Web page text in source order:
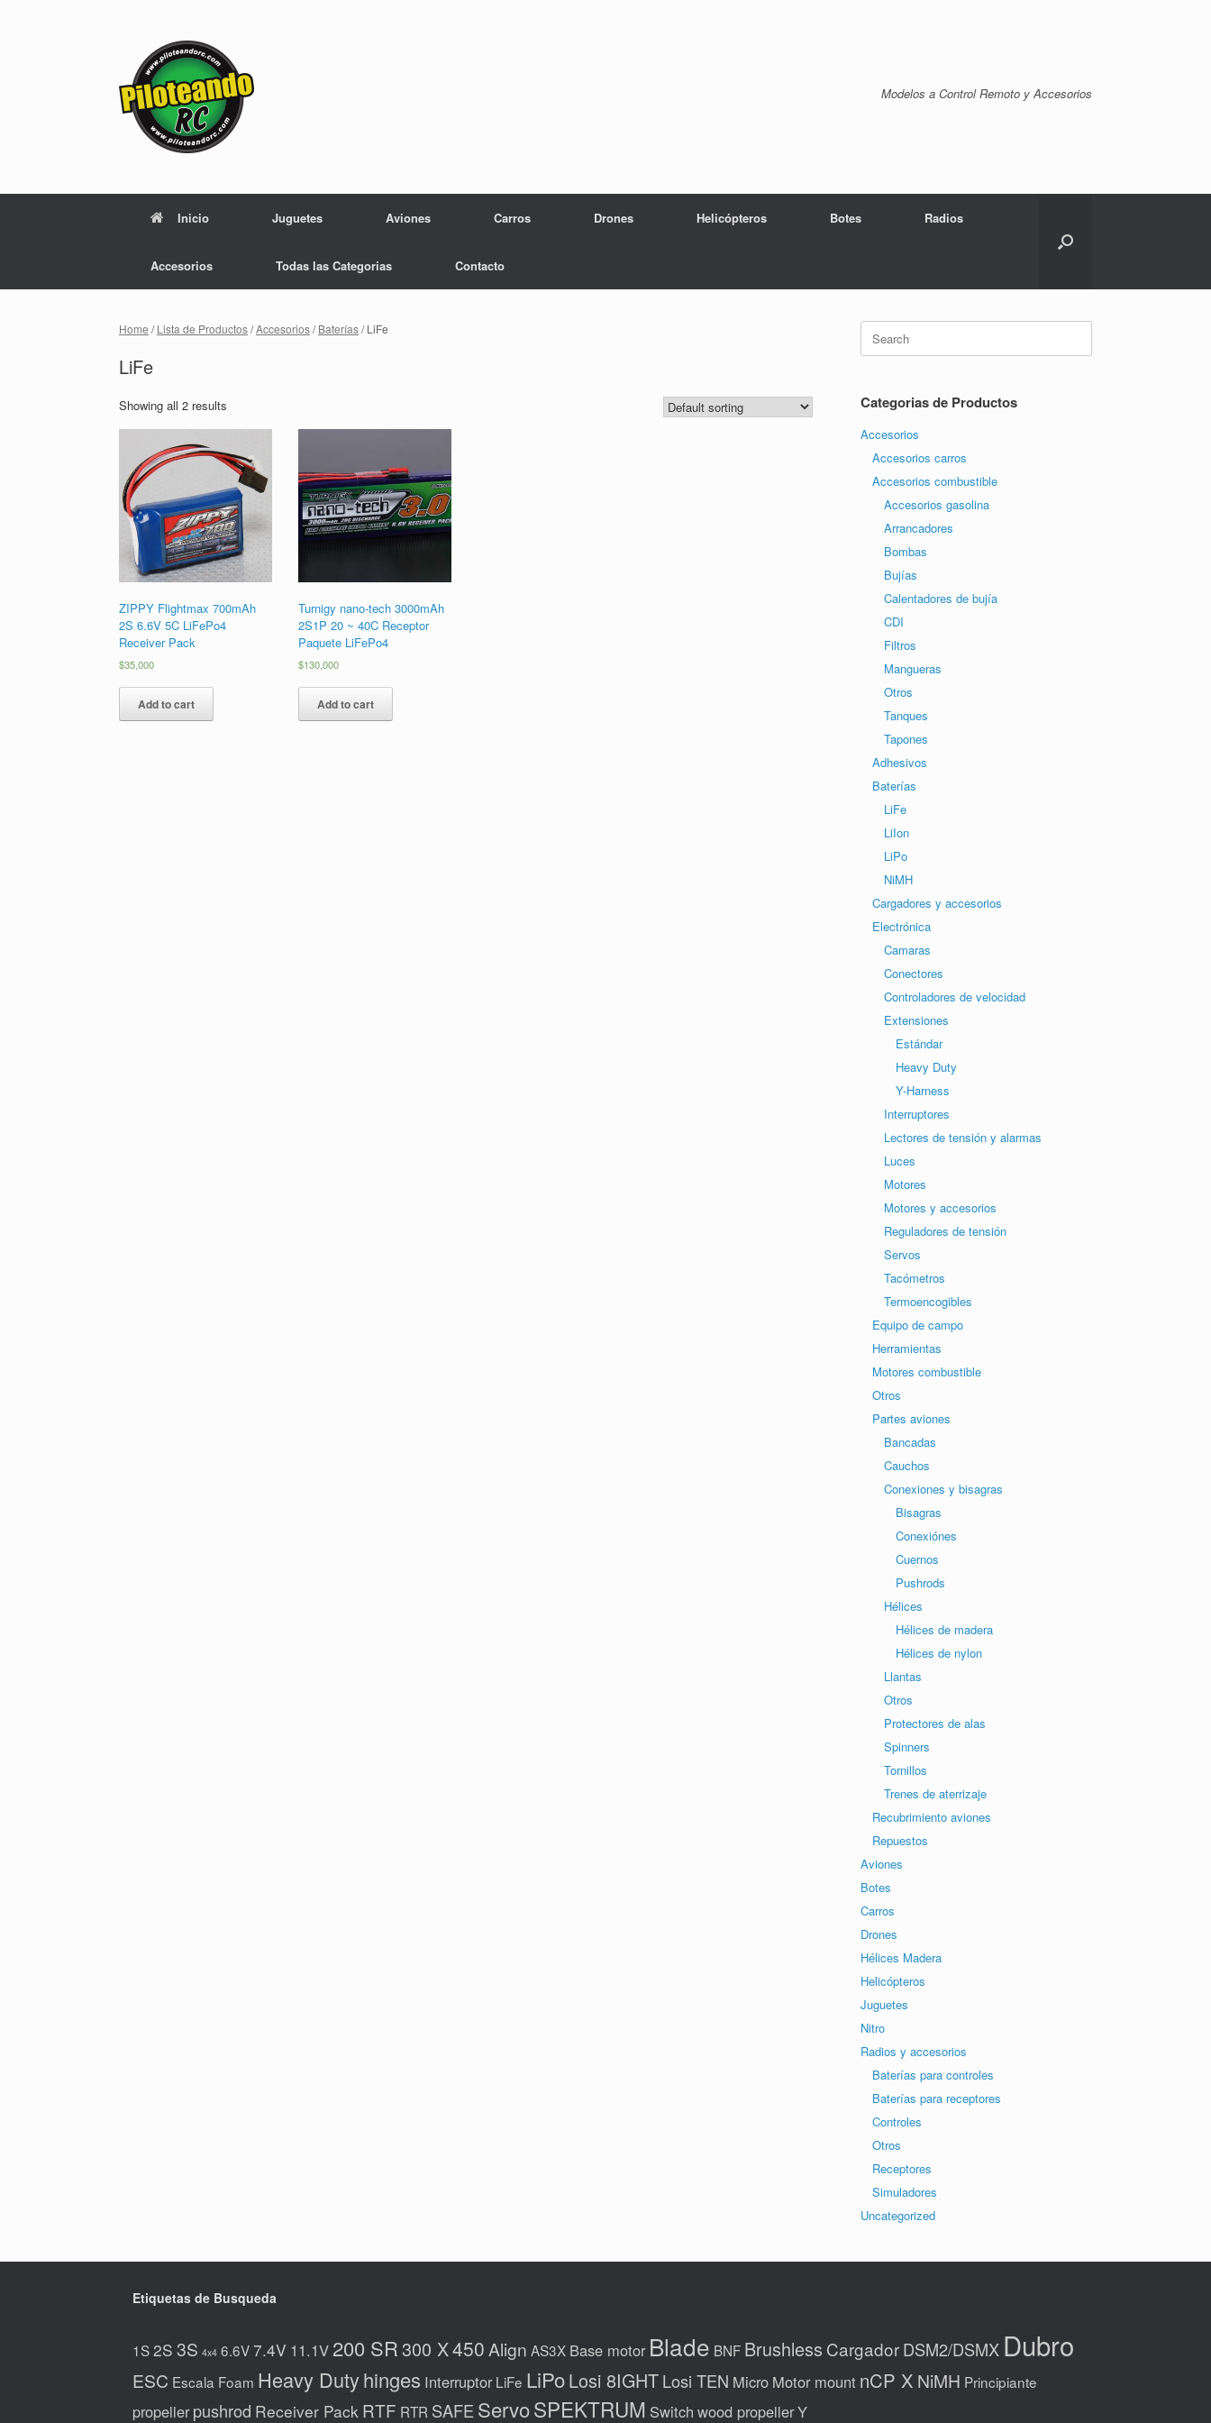
Modelos a Control Remoto y Accesorios
Inicio Juguetes Aviones Carros Drones Helicópteros Botes Radios
Accesorios Todas las Categorias Contacto
Home /Lista de Productos/Accesorios/Baterías/ LiFe
LiFe
Showing all 2 results
ZIPPY Flightmax 700mAh
2S 6.6V 5C LiFePo4
Receiver Pack
$35,000
Add to cart
Turnigy nano-tech 3000mAh
2S1P 20 ~ 40C Receptor
Paquete LiFePo4
$130,000
Add to cart
Search
for:
Categorias de Productos
Accesorios
Accesorios carros
Accesorios combustible
Accesorios gasolina
Arrancadores
Bombas
Bujías
Calentadores de bujía
CDI
Filtros
Mangueras
Otros
Tanques
Tapones
Adhesivos
Baterías
LiFe
LiIon
LiPo
NiMH
Cargadores y accesorios
Electrónica
Camaras
Conectores
Controladores de velocidad
Extensiones
Estándar
Heavy Duty
Y-Harness
Interruptores
Lectores de tensión y alarmas
Luces
Motores
Motores y accesorios
Reguladores de tensión
Servos
Tacómetros
Termoencogibles
Equipo de campo
Herramientas
Motores combustible
Otros
Partes aviones
Bancadas
Cauchos
Conexiones y bisagras
Bisagras
Conexiónes
Cuernos
Pushrods
Hélices
Hélices de madera
Hélices de nylon
Llantas
Otros
Protectores de alas
Spinners
Tornillos
Trenes de aterrizaje
Recubrimiento aviones
Repuestos
Aviones
Botes
Carros
Drones
Hélices Madera
Helicópteros
Juguetes
Nitro
Radios y accesorios
Baterías para controles
Baterías para receptores
Controles
Otros
Receptores
Simuladores
Uncategorized
Etiquetas de Busqueda
1S2S 3S 4x4 6.6V7.4V 11.1V 200 SR300 X450Align AS3X Base motor Blade BNF Brushless CargadorDSM2/DSMX Dubro
ESC Escala Foam Heavy Dutyhinges Interruptor LiFe LiPoLosi 8IGHTLosi TEN Micro Motor mount nCP X NiMH Principiante
propeller pushrod Receiver Pack RTF RTR SAFE ServoSPEKTRUM Switch wood propellerY